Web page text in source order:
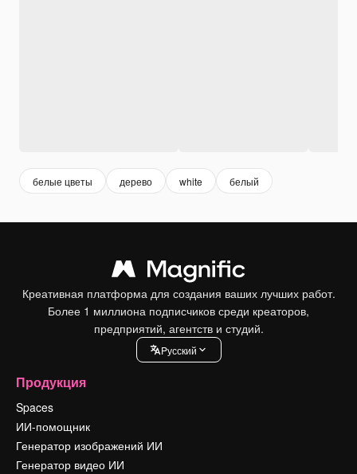
белые цветы дерево white белый
Креативная платформа для создания ваших лучших работ.
Более 1 миллиона подписчиков среди креаторов,
предприятий, агентств и студий.
Pусский
Продукция
Spaces
ИИ-помощник
Генератор изображений ИИ
Генератор видео ИИ